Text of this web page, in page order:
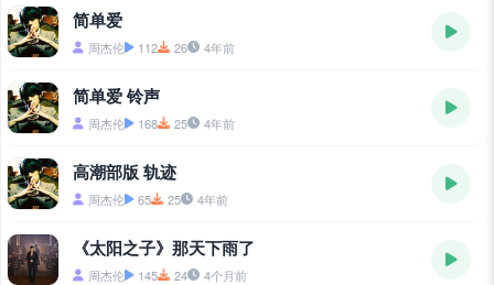
简单爱
周杰伦 112 26 4年前
简单爱 铃声
周杰伦 168 25 4年前
高潮部版 轨迹
周杰伦 65 25 4年前
《太阳之子》那天下雨了
周杰伦 145 24 4个月前